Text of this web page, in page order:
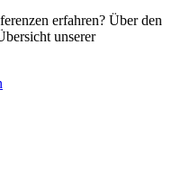
erfahren? Über den
unserer